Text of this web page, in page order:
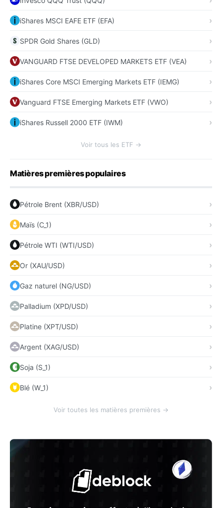
iShares MSCI EAFE ETF (EFA)
SPDR Gold Shares (GLD)
VANGUARD FTSE DEVELOPED MARKETS ETF (VEA)
iShares Core MSCI Emerging Markets ETF (IEMG)
Vanguard FTSE Emerging Markets ETF (VWO)
iShares Russell 2000 ETF (IWM)
Voir tous les ETF →
Matières premières populaires
Pétrole Brent (XBR/USD)
Maïs (C_1)
Pétrole WTI (WTI/USD)
Or (XAU/USD)
Gaz naturel (NG/USD)
Palladium (XPD/USD)
Platine (XPT/USD)
Argent (XAG/USD)
Soja (S_1)
Blé (W_1)
Voir toutes les matières premières →